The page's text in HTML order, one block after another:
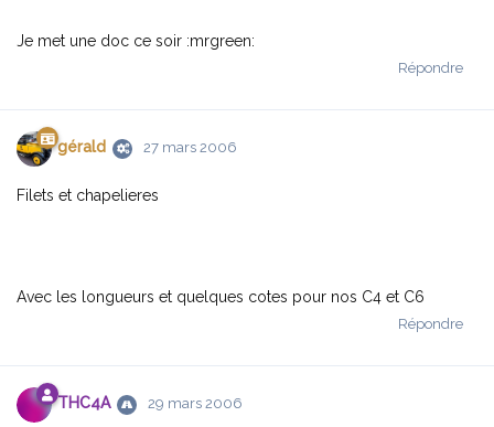
Je met une doc ce soir :mrgreen:
Répondre
gérald 27 mars 2006
Filets et chapelieres
Avec les longueurs et quelques cotes pour nos C4 et C6
Répondre
THC4A 29 mars 2006